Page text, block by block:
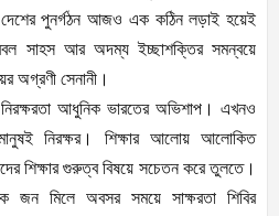
দেশের পুনর্গঠন আজও এক কঠিন লড়াই হয়েই
সাহস আর অদম্য ইচ্ছাশক্তির সমন্বয়ে
অগ্রণী সেনানী।
নিরক্ষরতা আধুনিক ভারতের অভিশাপ। এখনও
নিরক্ষর। শিক্ষার আলোয় আলোকিত
শিক্ষার গুরুত্ব বিষয়ে সচেতন করে তুলতে।
জন মিলে অবসর সময়ে সাক্ষরতা শিবির